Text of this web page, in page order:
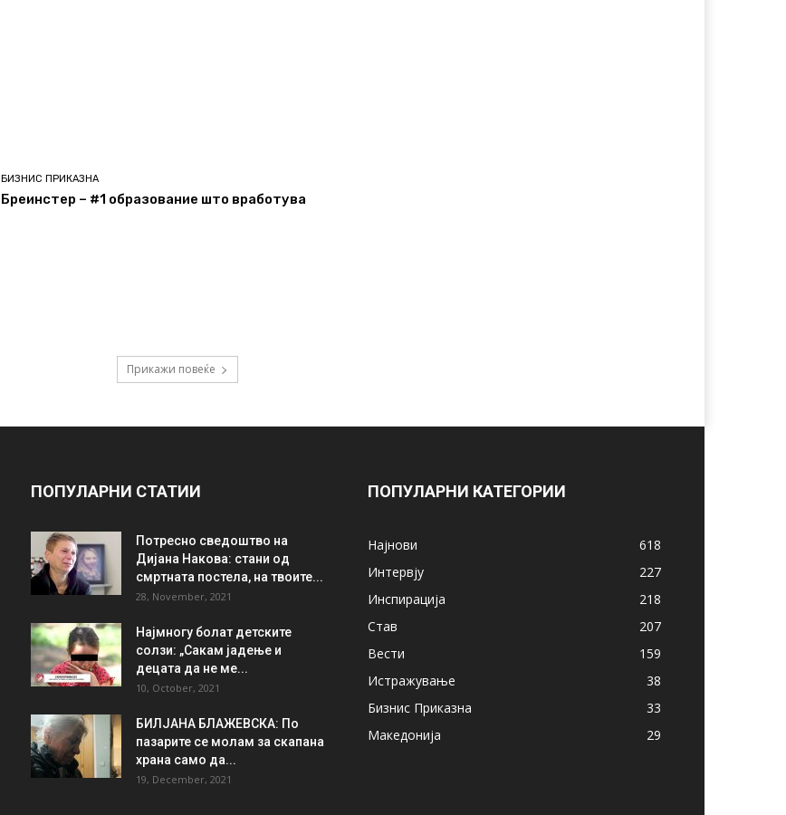
БИЗНИС ПРИКАЗНА
Бреинстер – #1 образование што вработува
Прикажи повеќе
ПОПУЛАРНИ СТАТИИ
Потресно сведоштво на
Дијана Накова: стани од
смртната постела, на твоите...
28, November, 2021
Најмногу болат детските
солзи: „Сакам јадење и
децата да не ме...
10, October, 2021
БИЛЈАНА БЛАЖЕВСКА: По
пазарите се молам за скапана
храна само да...
19, December, 2021
ПОПУЛАРНИ КАТЕГОРИИ
Најнови
618
Интервју
227
Инспирација
218
Став
207
Вести
159
Истражување
38
Бизнис Приказна
33
Македонија
29